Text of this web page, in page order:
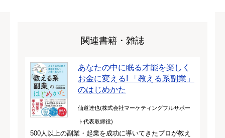
関連書籍・雑誌
あなたの中に眠る才能を楽しく
お金に変える! 「教える系副業」
のはじめかた
仙道達也(株式会社マーケティングフルサポー
ト代表取締役)
500人以上の副業・起業を成功に導いてきたプロが教え